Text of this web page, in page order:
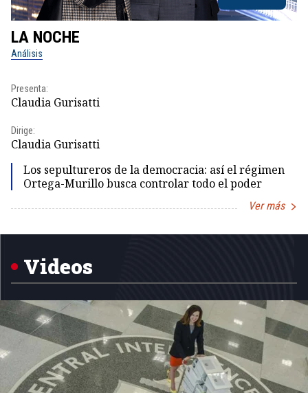
LA NOCHE
Análisis
Presenta:
Claudia Gurisatti
Dirige:
Claudia Gurisatti
Los sepultureros de la democracia: así el régimen
Ortega-Murillo busca controlar todo el poder
Ver más
1
Videos